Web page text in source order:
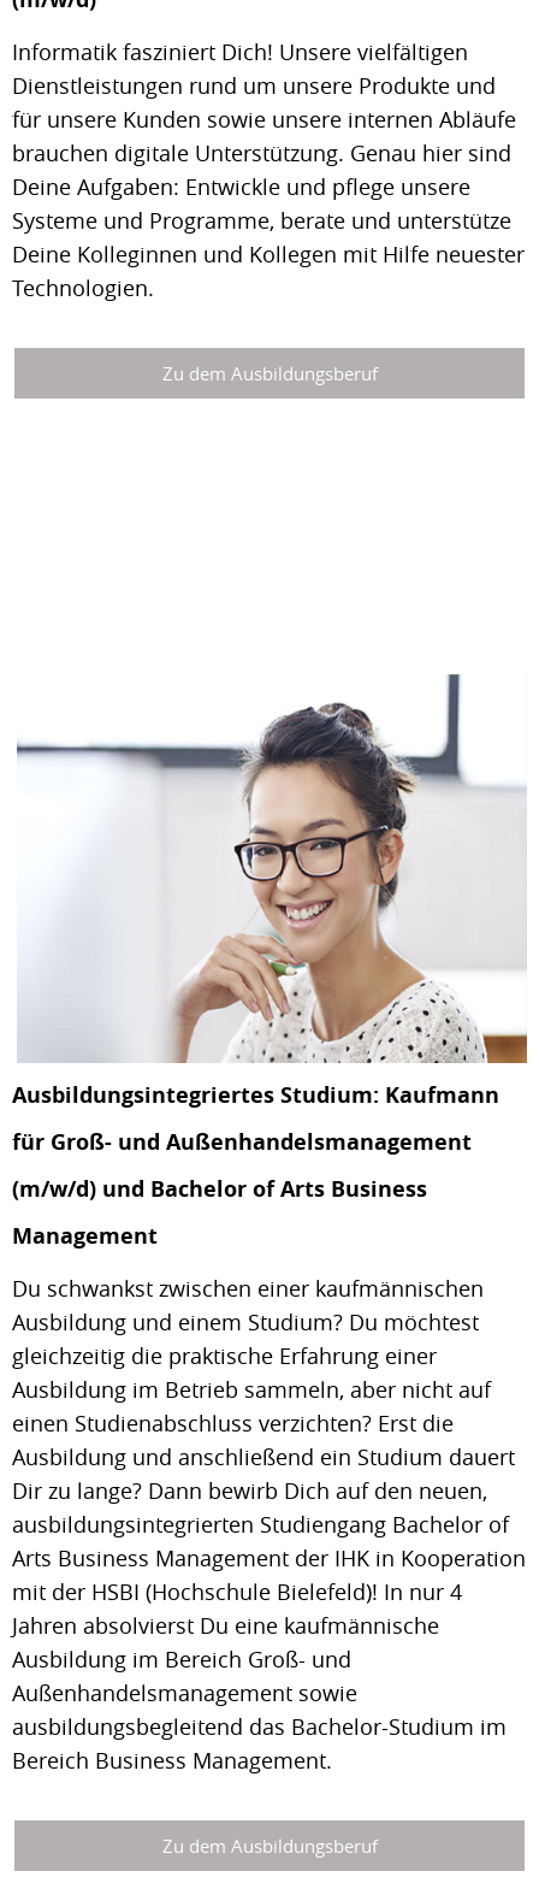
Informatik fasziniert Dich! Unsere vielfältigen
Dienstleistungen rund um unsere Produkte und
für unsere Kunden sowie unsere internen Abläufe
brauchen digitale Unterstützung. Genau hier sind
Deine Aufgaben: Entwickle und pflege unsere
Systeme und Programme, berate und unterstütze
Deine Kolleginnen und Kollegen mit Hilfe neuester
Technologien.
Zu dem Ausbildungsberuf
Ausbildungsintegriertes Studium: Kaufmann
für Groß- und Außenhandelsmanagement
(m/w/d) und Bachelor of Arts Business
Management
Du schwankst zwischen einer kaufmännischen
Ausbildung und einem Studium? Du möchtest
gleichzeitig die praktische Erfahrung einer
Ausbildung im Betrieb sammeln, aber nicht auf
einen Studienabschluss verzichten? Erst die
Ausbildung und anschließend ein Studium dauert
Dir zu lange? Dann bewirb Dich auf den neuen,
ausbildungsintegrierten Studiengang Bachelor of
Arts Business Management der IHK in Kooperation
mit der HSBI (Hochschule Bielefeld)! In nur 4
Jahren absolvierst Du eine kaufmännische
Ausbildung im Bereich Groß- und
Außenhandelsmanagement sowie
ausbildungsbegleitend das Bachelor-Studium im
Bereich Business Management.
Zu dem Ausbildungsberuf